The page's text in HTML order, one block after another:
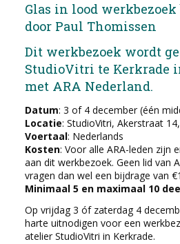
Glas in lood
door Paul Thomissen
Dit werkbezoek wordt
StudioVitri te Kerkrade
met ARA Nederland.
Datum: 3 of 4 december (één
Locatie: StudioVitri, Akerstraat
Voertaal: Nederlands
Kosten: Voor alle ARA-leden zijn
aan dit werkbezoek. Geen lid van
vragen dan wel een bijdrage van
Minimaal 5 en maximaal 10
Op vrijdag 3 óf zaterdag 4
harte uitnodigen voor een
atelier StudioVitri in Kerkrade.